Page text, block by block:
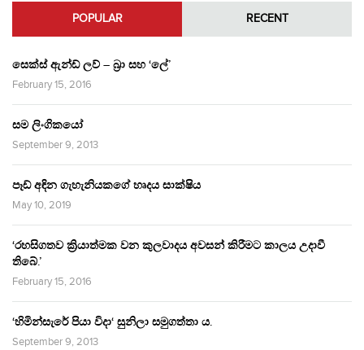
POPULAR RECENT
සෙක්ස් ඇන්ඩ් ලව් – බ්‍රා සහ ‘ලේ’
February 15, 2016
සම ලිංගිකයෝ
September 9, 2013
පෑඩ් අඳින ගැහැනියකගේ හෘදය සාක්ෂිය
May 10, 2019
‘රහසිගතව ක්‍රියාත්මක වන කුලවාදය අවසන් කිරීමට කාලය උදාවී
තිබේ.’
February 15, 2016
‘හිමින්සැරේ පියා විදා‘ සුනිලා සමුගත්තා ය.
September 9, 2013